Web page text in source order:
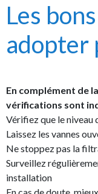
Les
adopter
En complément de
vérifications sont
Vérifiez que le niveau
Laissez les vannes
Ne stoppez pas la
Surveillez
installation